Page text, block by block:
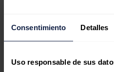
Consentimiento Detalles
Uso responsable de sus